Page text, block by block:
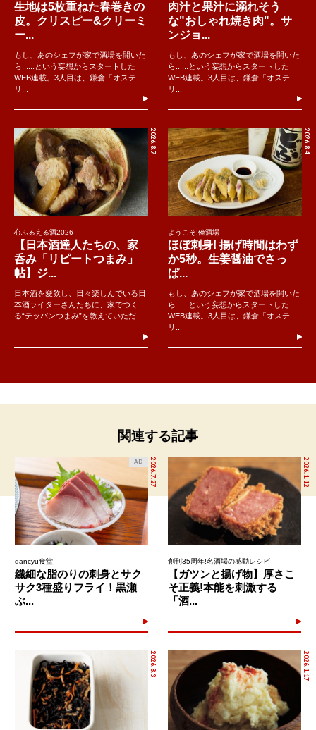
生地は5枚重ねた春巻きの
皮。クリスピー&クリーミ
ー...
もし、あのシェフが家で酒場を開いた
ら......という妄想からスタートした
WEB連載。3人目は、鎌倉「オステ
リ...
肉汁と果汁に溺れそう
な"おしゃれ焼き肉"。サ
ンジョ...
もし、あのシェフが家で酒場を開いた
ら......という妄想からスタートした
WEB連載。3人目は、鎌倉「オステ
リ...
2026.8.7
心ふるえる酒2026
【日本酒達人たちの、家
呑み「リピートつまみ」
帖】ジ...
日本酒を愛飲し、日々楽しんでいる日
本酒ライターさんたちに、家でつく
る“テッパンつまみ”を教えていただ...
2026.8.4
ようこそ!俺酒場
ほぼ刺身! 揚げ時間はわず
か5秒。生姜醤油でさっ
ぱ...
もし、あのシェフが家で酒場を開いた
ら......という妄想からスタートした
WEB連載。3人目は、鎌倉「オステ
リ...
関連する記事
2026.7.27
AD
dancyu食堂
繊細な脂のりの刺身とサク
サク3種盛りフライ！黒瀬
ぶ...
2026.1.12
創刊35周年!名酒場の感動レシピ
【ガツンと揚げ物】厚さこ
そ正義!本能を刺激する
「酒...
2026.8.3 2026.1.17